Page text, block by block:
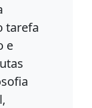
tarefa
e